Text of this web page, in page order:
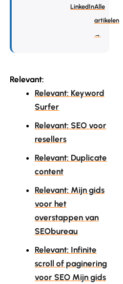
LinkedInAlle
artikelen
→
Relevant:
Relevant: Keyword
Surfer
Relevant: SEO voor
resellers
Relevant: Duplicate
content
Relevant: Mijn gids
voor het
overstappen van
SEObureau
Relevant: Infinite
scroll of paginering
voor SEO Mijn gids